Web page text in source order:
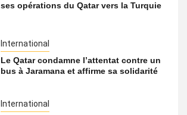
ses opérations du Qatar vers la Turquie
International
Le Qatar condamne l’attentat contre un
bus à Jaramana et affirme sa solidarité
International